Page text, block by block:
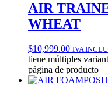
AIR
WHEAT
$10,999.00 IVA
tiene múltiples
página de producto